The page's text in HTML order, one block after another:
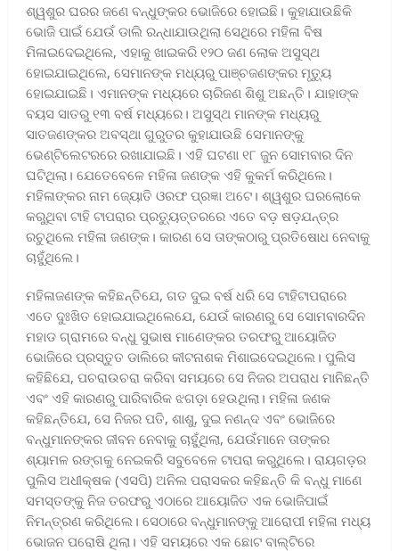
ଶ୍ୱଶୁର ଘରର ଜଣେ ବନ୍ଧୁଙ୍କର ଭୋଜିରେ ହୋଇଛି। କୁହାଯାଉଛିକି
ଭୋଜି ପାଇଁ ଯେଉଁ ଡାଲି ରନ୍ଧାଯାଉଥିଲା ସେଥିରେ ମହିଳା ବିଷ
ମିଳାଇଦେଇଥିଲେ, ଏହାକୁ ଖାଇକରି ୧୨୦ ଜଣ ଲୋକ ଅସୁସ୍ଥ
ହୋଇଯାଇଥିଲେ, ସେମାନଙ୍କ ମଧ୍ୟରୁ ପାଞ୍ଚଜଣଙ୍କର ମୃତ୍ୟୁ
ହୋଇଯାଇଛି। ଏମାନଙ୍କ ମଧ୍ୟରେ ଚାରିଜଣ ଶିଶୁ ଅଛନ୍ତି। ଯାହାଙ୍କ
ବୟସ ସାତରୁ ୧୩ ବର୍ଷ ମଧ୍ୟରେ। ଅସୁସ୍ଥ ମାନଙ୍କ ମଧ୍ୟରୁ
ସାତଜଣଙ୍କର ଅବସ୍ଥା ଗୁରୁତର କୁହାଯାଉଛି ସେମାନଙ୍କୁ
ଭେଣ୍ଟିଲେଟରରେ ରଖାଯାଇଛି। ଏହି ଘଟଣା ୧୮ ଜୁନ ସୋମବାର ଦିନ
ଘଟିଥିଲା। ଯେତେବେଳେ ମହିଳା ଜଣଙ୍କ ଏହି କୁକର୍ମ କରିଥିଲେ।
ମହିଳାଙ୍କର ନାମ ଜ୍ୟୋତି ଓରଫ ପ୍ରଜ୍ଞା ଅଟେ। ଶ୍ୱଶୁର ଘରଲୋକେ
କରୁଥିବା ଟାହି ଟାପରାର ପ୍ରତ୍ୟୁତ୍ତରରେ ଏତେ ବଡ଼ ଷଡ଼ଯନ୍ତ୍ର
ରଚୁଥିଲେ ମହିଳା ଜଣଙ୍କ। କାରଣ ସେ ତାଙ୍କଠାରୁ ପ୍ରତିଷୋଧ ନେବାକୁ
ଚାହୁଁଥିଲେ।
ମହିଳାଜଣଙ୍କ କହିଛନ୍ତିଯେ, ଗତ ଦୁଇ ବର୍ଷ ଧରି ସେ ଟାହିଟାପରାରେ
ଏତେ ଦୁଃଖିତ ହୋଇଯାଇଥିଲେଯେ, ଯେଉଁ କାରଣରୁ ସେ ସୋମବାରଦିନ
ମହାଡ ଗ୍ରାମରେ ବନ୍ଧୁ ସୁଭାଷ ମାଣେଙ୍କର ତରଫରୁ ଆୟୋଜିତ
ଭୋଜିରେ ପ୍ରସ୍ତୁତ ଡାଲିରେ କୀଟନାଶକ ମିଶାଇଦେଇଥିଲେ। ପୁଲିସ
କହିଛିଯେ, ପଚରାଉଚରା କରିବା ସମୟରେ ସେ ନିଜର ଅପରାଧ ମାନିଛନ୍ତି
ଏବଂ ଏହି କାରଣରୁ ପାରିବାରିକ ଝଗଡ଼ା ହେଉଥିଲା। ମହିଳା ଜଣକ
କହିଛନ୍ତିଯେ, ସେ ନିଜର ପତି, ଶାଶୁ, ଦୁଇ ନଣନ୍ଦ ଏବଂ ଭୋଜିରେ
ବନ୍ଧୁମାନଙ୍କର ଜୀବନ ନେବାକୁ ଚାହୁଁଥିଲା, ଯେଉଁମାନେ ତାଙ୍କର
ଶ୍ୟାମଳ ରଙ୍ଗକୁ ନେଇକରି ସବୁବେଳେ ଟାପରା କରୁଥିଲେ। ରାୟଗଡ଼ର
ପୁଲିସ ଅଧୀକ୍ଷକ (ଏସପି) ଅନିଲ ପରାସକର କହିଛନ୍ତି କି ବନ୍ଧୁ ମାଣେ
ସମସ୍ତଙ୍କୁ ନିଜ ତରଫରୁ ଏଠାରେ ଆୟୋଜିତ ଏକ ଭୋଜିପାଇଁ
ନିମନ୍ତ୍ରଣ କରିଥିଲେ। ସେଠାରେ ବନ୍ଧୁମାନଙ୍କୁ ଆରୋପୀ ମହିଳା ମଧ୍ୟ
ଭୋଜନ ପରୋଷି ଥିଲା। ଏହି ସମୟରେ ଏକ ଛୋଟ ବାଲ୍ଟିରେ